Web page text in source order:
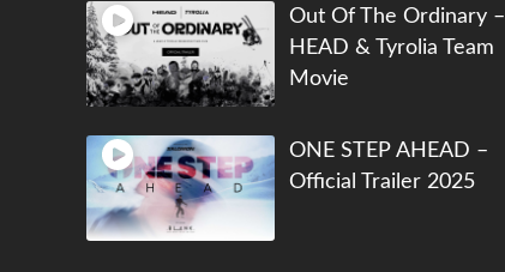
Out Of The Ordinary –
HEAD & Tyrolia Team
Movie
ONE STEP AHEAD –
Official Trailer 2025